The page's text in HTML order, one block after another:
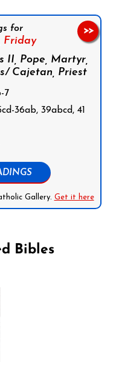
for
Friday
II, Pope, Martyr,
Cajetan, Priest
7
36ab, 39abcd, 41
Gallery. Get it here
>>
Bibles